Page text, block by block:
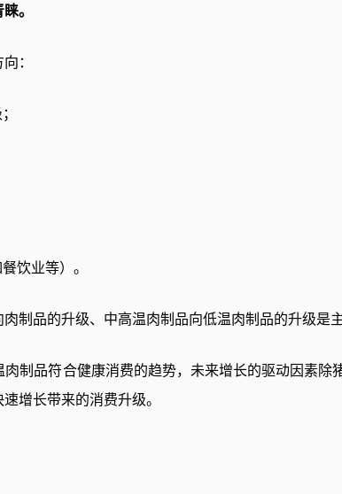
。
：
饮业等）。
制品的升级、中高温肉制品向低温肉制品的升级是
制品符合健康消费的趋势，未来增长的驱动因素
增长带来的消费升级。